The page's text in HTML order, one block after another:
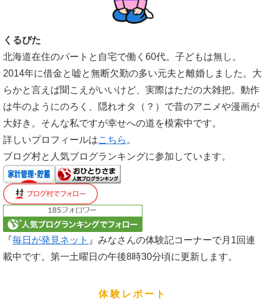
くるぴた
北海道在住のパートと自宅で働く60代。子どもは無し。
2014年に借金と嘘と無断欠勤の多い元夫と離婚しました。大
らかと言えば聞こえがいいけど、実際はただの大雑把。動作
は牛のようにのろく、隠れオタ（？）で昔のアニメや漫画が
大好き。そんな私ですが幸せへの道を模索中です。
詳しいプロフィールはこちら 。
ブログ村と人気ブログランキングに参加しています。
『毎日が発見ネット 』みなさんの体験記コーナーで月1回連
載中です。第一土曜日の午後8時30分頃に更新します。
体験レポート